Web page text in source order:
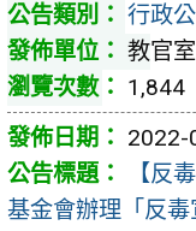
行政
教官室
1,844
2022-
【反
基金會辦理「反毒